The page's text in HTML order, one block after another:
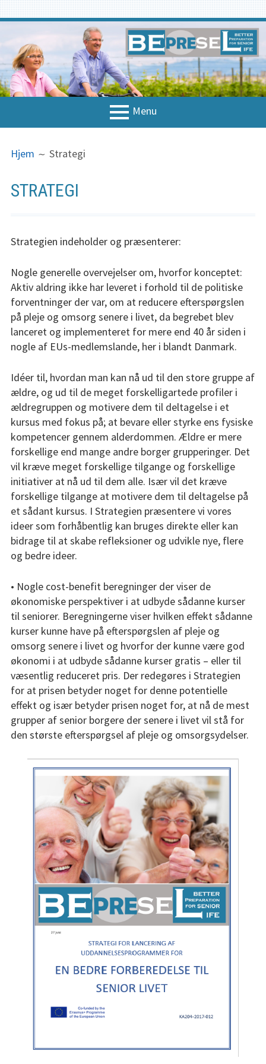
Spring
indhold
Menu
MENU
Nationale kontakter
Strategi
Resultater
BEPRESEL
Kursusmateriale
Undervisnings-materiale
Pædagogisk Curricula
Senior
Senior sundheds-profil
lommeregnere
Tæl proteiner
Tælle kalorier
Info aldringsproces
Blog
Hjem Strategi
STRATEGI
Strategien indeholder og præsenterer:
Nogle generelle overvejelser om, hvorfor konceptet:
Aktiv aldring ikke har leveret i forhold til de politiske
forventninger der var, om at reducere efterspørgslen
på pleje og omsorg senere i livet, da begrebet blev
lanceret og implementeret for mere end 40 år siden i
nogle af EUs-medlemslande, her i blandt Danmark.
Idéer til, hvordan man kan nå ud til den store gruppe af
ældre, og ud til de meget forskelligartede profiler i
ældregruppen og motivere dem til deltagelse i et
kursus med fokus på; at bevare eller styrke ens fysiske
kompetencer gennem alderdommen. Ældre er mere
forskellige end mange andre borger grupperinger. Det
vil kræve meget forskellige tilgange og forskellige
initiativer at nå ud til dem alle. Især vil det kræve
forskellige tilgange at motivere dem til deltagelse på
et sådant kursus. I Strategien præsentere vi vores
ideer som forhåbentlig kan bruges direkte eller kan
bidrage til at skabe refleksioner og udvikle nye, flere
og bedre ideer.
• Nogle cost-benefit beregninger der viser de
økonomiske perspektiver i at udbyde sådanne kurser
til seniorer. Beregningerne viser hvilken effekt sådanne
kurser kunne have på efterspørgslen af pleje og
omsorg senere i livet og hvorfor der kunne være god
økonomi i at udbyde sådanne kurser gratis – eller til
væsentlig reduceret pris. Der redegøres i Strategien
for at prisen betyder noget for denne potentielle
effekt og især betyder prisen noget for, at nå de mest
grupper af senior borgere der senere i livet vil stå for
den største efterspørgsel af pleje og omsorgsydelser.